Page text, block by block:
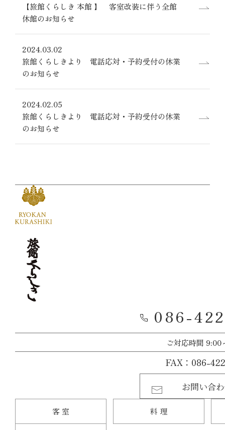
〒710-0054
チェックイン 15:00〜
チェックアウト 〜11:00
【旅館くらしき 本館 】 客室改装に伴う全館
休館のお知らせ
2024.03.02
旅館くらしきより 電話応対・予約受付の休業
のお知らせ
2024.02.05
旅館くらしきより 電話応対・予約受付の休業
のお知らせ
086-
ご対応時間 9:00
FAX： 086-
お問い合
客 室 料 理